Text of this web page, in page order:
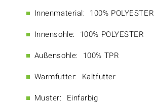
Innenmaterial: 100% POLYESTER
Innensohle: 100% POLYESTER
Außensohle: 100% TPR
Warmfutter: Kaltfutter
Muster: Einfarbig